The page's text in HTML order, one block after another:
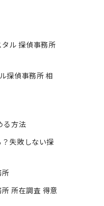
ル 探偵事務所
探偵事務所 相
る方法
失敗しない探
所在調査 得意